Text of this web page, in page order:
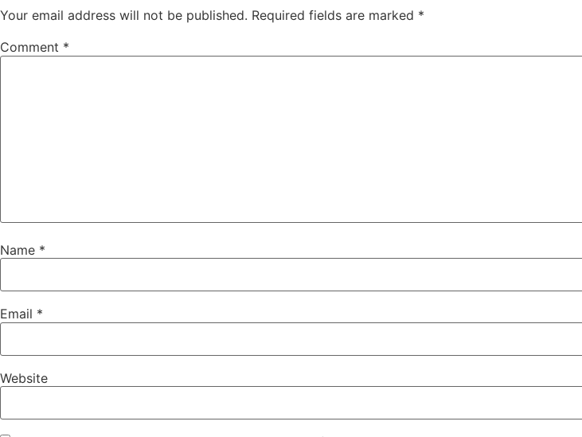
Your email address will not be published. Required fields are marked *
Comment *
Name *
Email *
Website